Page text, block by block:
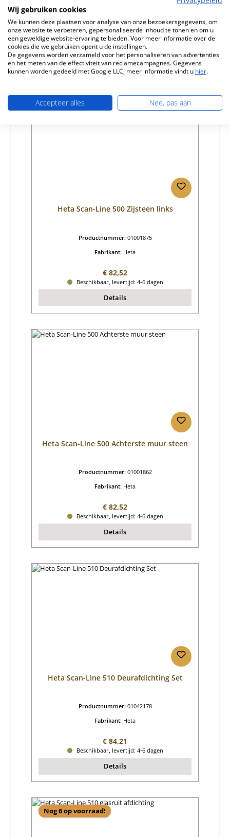
Fabrikant:
Normale prijs:
€ 121,71
Beschikbaar, levertijd: 4-6 dagen
Details
Heta Scan-Line 500 Zijsteen links
Productnummer: 01001875
Fabrikant: Heta
Normale prijs:
€ 82,52
Beschikbaar, levertijd: 4-6 dagen
Details
Heta Scan-Line 500 Achterste muur steen
Productnummer: 01001862
Fabrikant: Heta
Normale prijs:
€ 82,52
Beschikbaar, levertijd: 4-6 dagen
Details
Heta Scan-Line 510 Deurafdichting Set
Productnummer: 01042178
Fabrikant: Heta
Normale prijs:
€ 84,21
Beschikbaar, levertijd: 4-6 dagen
Details
Nog 6 op voorraad!
Wij gebruiken cookies
We kunnen deze plaatsen voor analyse van onze bezoekersgegevens, om
onze website te verbeteren, gepersonaliseerde inhoud te tonen en om u
een geweldige website-ervaring te bieden. Voor meer informatie over de
cookies die we gebruiken opent u de instellingen.
De gegevens worden verzameld voor het personaliseren van advertenties
en het meten van de effectiviteit van reclamecampagnes. Gegevens
kunnen worden gedeeld met Google LLC, meer informatie vindt u hier.
Accepteer alles Nee, pas aan